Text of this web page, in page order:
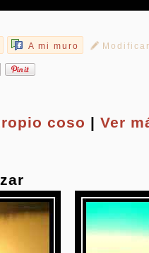
A mi muro
coso |Ver